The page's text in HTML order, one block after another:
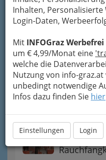
Inhalten, Personalisierte
Login-Daten,
Mit INFOGraz Werbefrei
um € 4,99/Monat eine
welche die
Nutzung von info-
unbedingt notwendige
Infos dazu finden Sie hier
Einstellungen Login
Abfallentsorgung
Bettfederreinigung